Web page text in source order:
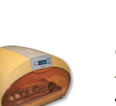
Añadir
a la
lista de
deseos